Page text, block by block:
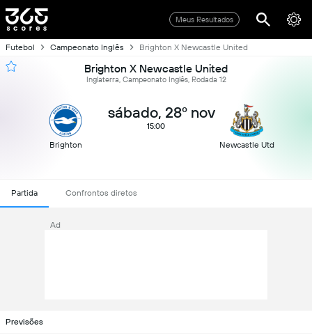
Meus Resultados
Futebol Campeonato Inglês Brighton X Newcastle United
Brighton X Newcastle United
Inglaterra, Campeonato Inglês, Rodada 12
Brighton
sábado, 28º nov
15:00
Newcastle Utd
Partida Confrontos diretos
Ad
Previsões